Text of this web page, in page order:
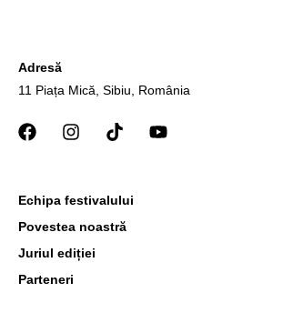
Adresă
11 Piața Mică, Sibiu, România
Echipa festivalului
Povestea noastră
Juriul ediției
Parteneri